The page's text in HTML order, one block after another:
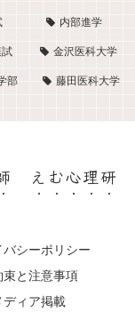
内部進学
金沢医科大学
部 藤田医科大学
えむ心理研
バシーポリシー
束と注意事項
ディア掲載